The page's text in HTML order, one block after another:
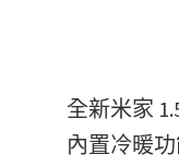
全新米家
內置冷暖